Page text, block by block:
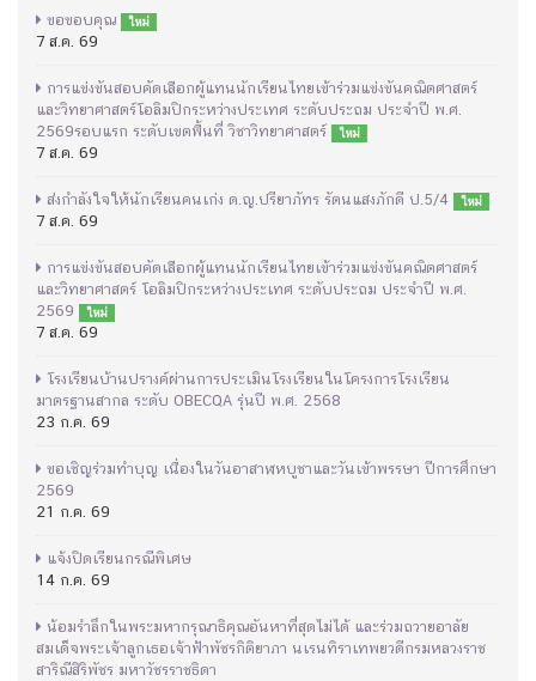
ขอขอบคุณ ใหม่
7 ส.ค. 69
การแข่งขันสอบคัดเลือกผู้แทนนักเรียนไทยเข้าร่วมแข่งขันคณิตศาสตร์
และวิทยาศาสตร์โอลิมปิกระหว่างประเทศ ระดับประถม ประจำปี พ.ศ.
2569รอบแรก ระดับเขตพื้นที่ วิชาวิทยาศาสตร์
ใหม่
7 ส.ค. 69
ส่งกำลังใจให้นักเรียนคนเก่ง ด.ญ.ปรียาภัทร รัตนแสงภักดี ป.5/4 ใหม่
7 ส.ค. 69
การแข่งขันสอบคัดเลือกผู้แทนนักเรียนไทยเข้าร่วมแข่งขันคณิตศาสตร์
และวิทยาศาสตร์ โอลิมปิกระหว่างประเทศ ระดับประถม ประจำปี พ.ศ.
2569
ใหม่
7 ส.ค. 69
โรงเรียนบ้านปรางค์ผ่านการประเมินโรงเรียนในโครงการโรงเรียน
มาตรฐานสากล ระดับ OBECQA รุ่นปี พ.ศ. 2568
23 ก.ค. 69
ขอเชิญร่วมทำบุญ เนื่องในวันอาสาฬหบูชาและวันเข้าพรรษา ปีการศึกษา
2569
21 ก.ค. 69
แจ้งปิดเรียนกรณีพิเศษ
14 ก.ค. 69
น้อมรำลึกในพระมหากรุณาธิคุณอันหาที่สุดไม่ได้ และร่วมถวายอาลัย
สมเด็จพระเจ้าลูกเธอเจ้าฟ้าพัชรกิติยาภา นเรนทิราเทพยวดีกรมหลวงราช
สาริณีสิริพัชร มหาวัชรราชธิดา